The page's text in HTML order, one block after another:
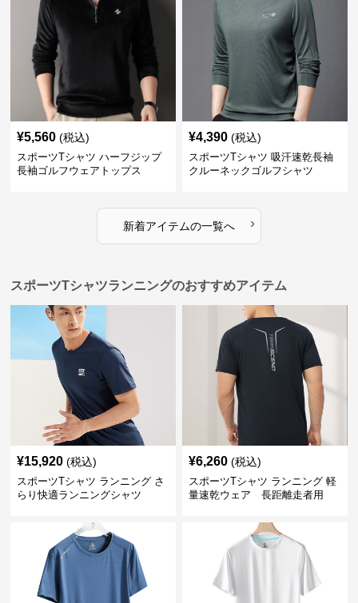
¥5,560 (税込)
スポーツTシャツ ハーフジップ
長袖ゴルフウェアトップス
¥4,390 (税込)
スポーツTシャツ 吸汗速乾長袖
クルーネックゴルフシャツ
新着アイテムの一覧へ ›
スポーツTシャツランニングのおすすめアイテム
¥15,920 (税込)
スポーツTシャツ ランニング さ
らり快適ランニングシャツ
¥6,260 (税込)
スポーツTシャツ ランニング 軽
量速乾ウェア 長距離走者用